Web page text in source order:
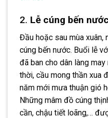
2. Lễ cúng bến nước
Đầu hoặc sau mùa
cúng bến nước. Buổi lễ
đã ban cho dân làng
thời, cầu mong thần xua
năm mới mưa thuận gió
Những mâm đồ cúng
cần, chậu tiết loãng,…